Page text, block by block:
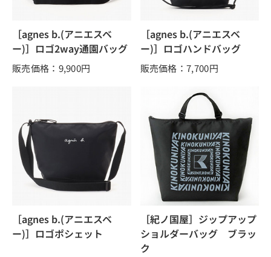
［agnes b.(アニエスベ
ー)］ロゴ2way通園バッグ
販売価格：9,900円
［agnes b.(アニエスベ
ー)］ロゴハンドバッグ
販売価格：7,700円
［agnes b.(アニエスベ
ー)］ロゴポシェット
［紀ノ国屋］ジップアップ
ショルダーバッグ ブラッ
ク